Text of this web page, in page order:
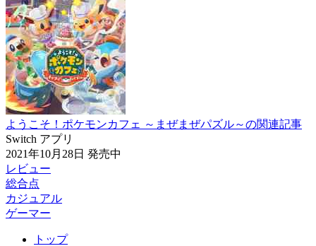
ようこそ！ポケモンカフェ ～まぜまぜパズル～の関連記事
Switch アプリ
2021年10月28日 発売中
レビュー
総合点
カジュアル
ゲーマー
トップ